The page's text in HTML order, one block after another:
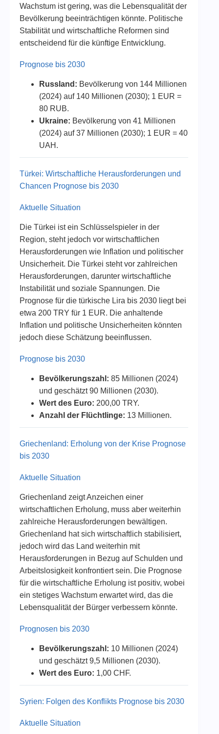
Wachstum ist gering, was die Lebensqualität der
Bevölkerung beeinträchtigen könnte. Politische
Stabilität und wirtschaftliche Reformen sind
entscheidend für die künftige Entwicklung.
Prognose bis 2030
Russland: Bevölkerung von 144 Millionen
(2024) auf 140 Millionen (2030); 1 EUR =
80 RUB.
Ukraine: Bevölkerung von 41 Millionen
(2024) auf 37 Millionen (2030); 1 EUR = 40
UAH.
Türkei: Wirtschaftliche Herausforderungen und
Chancen Prognose bis 2030
Aktuelle Situation
Die Türkei ist ein Schlüsselspieler in der
Region, steht jedoch vor wirtschaftlichen
Herausforderungen wie Inflation und politischer
Unsicherheit. Die Türkei steht vor zahlreichen
Herausforderungen, darunter wirtschaftliche
Instabilität und soziale Spannungen. Die
Prognose für die türkische Lira bis 2030 liegt bei
etwa 200 TRY für 1 EUR. Die anhaltende
Inflation und politische Unsicherheiten könnten
jedoch diese Schätzung beeinflussen.
Prognose bis 2030
Bevölkerungszahl: 85 Millionen (2024)
und geschätzt 90 Millionen (2030).
Wert des Euro: 200,00 TRY.
Anzahl der Flüchtlinge: 13 Millionen.
Griechenland: Erholung von der Krise Prognose
bis 2030
Aktuelle Situation
Griechenland zeigt Anzeichen einer
wirtschaftlichen Erholung, muss aber weiterhin
zahlreiche Herausforderungen bewältigen.
Griechenland hat sich wirtschaftlich stabilisiert,
jedoch wird das Land weiterhin mit
Herausforderungen in Bezug auf Schulden und
Arbeitslosigkeit konfrontiert sein. Die Prognose
für die wirtschaftliche Erholung ist positiv, wobei
ein stetiges Wachstum erwartet wird, das die
Lebensqualität der Bürger verbessern könnte.
Prognosen bis 2030
Bevölkerungszahl: 10 Millionen (2024)
und geschätzt 9,5 Millionen (2030).
Wert des Euro: 1,00 CHF.
Syrien: Folgen des Konflikts Prognose bis 2030
Aktuelle Situation